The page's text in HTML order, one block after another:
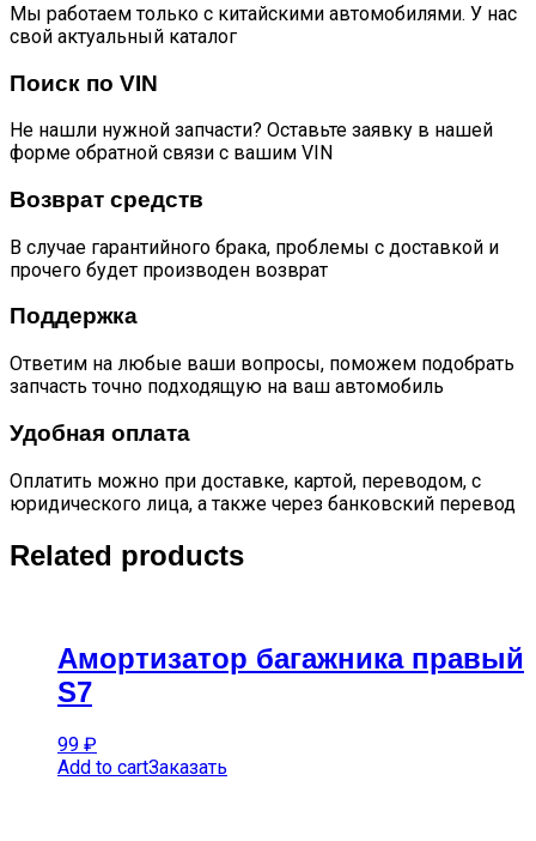
Мы работаем только с китайскими автомобилями. У нас
свой актуальный каталог
Поиск по VIN
Не нашли нужной запчасти? Оставьте заявку в нашей
форме обратной связи с вашим VIN
Возврат средств
В случае гарантийного брака, проблемы с доставкой и
прочего будет производен возврат
Поддержка
Ответим на любые ваши вопросы, поможем подобрать
запчасть точно подходящую на ваш автомобиль
Удобная оплата
Оплатить можно при доставке, картой, переводом, с
юридического лица, а также через банковский перевод
Related products
Амортизатор багажника правый
S7
99 ₽
Add to cartЗаказать